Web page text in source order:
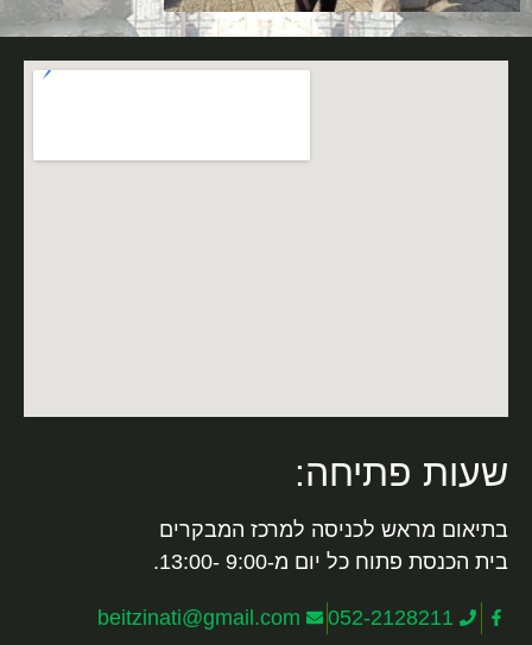
שעות פתיחה:
בתיאום מראש לכניסה למרכז המבקרים
בית הכנסת פתוח כל יום מ-9:00 -13:00.
052-2128211
beitzinati@gmail.com